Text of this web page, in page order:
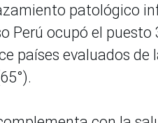
patológico
Perú ocupó el
países evaluados de